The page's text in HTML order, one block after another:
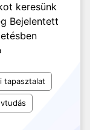
keresünk
Bejelentett
tapasztalat